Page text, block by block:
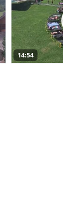
14:54